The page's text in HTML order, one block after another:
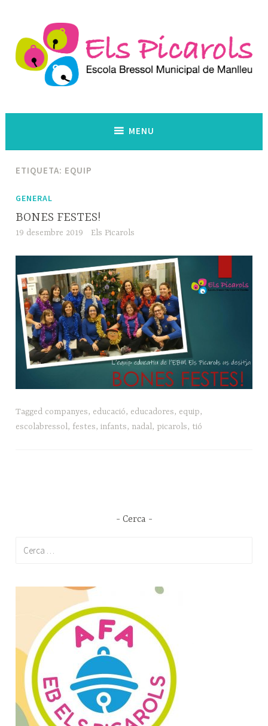
content
MENU
ETIQUETA: EQUIP
GENERAL
BONES FESTES!
19 desembre 2019 Els Picarols
Tagged companyes, educació, educadores, equip,
escolabressol, festes,infants, nadal, picarols, tió
Cerca